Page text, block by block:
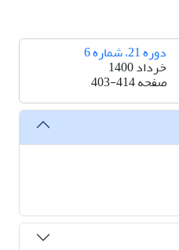
دوره 21، شماره 6
خرداد 1400
صفحه403-414